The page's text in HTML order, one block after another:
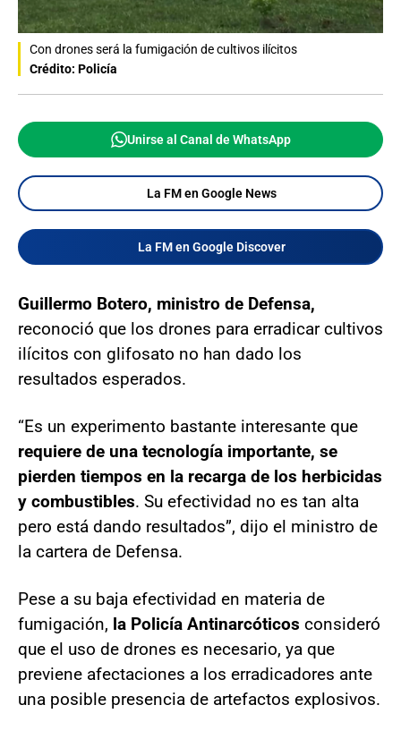
Con drones será la fumigación de cultivos ilícitos
Crédito: Policía
Unirse al Canal de WhatsApp
La FM en Google News
La FM en Google Discover
Guillermo Botero, ministro de Defensa,
reconoció que los drones para erradicar cultivos
ilícitos con glifosato no han dado los
resultados esperados.
“Es un experimento bastante interesante que
requiere de una tecnología importante, se
pierden tiempos en la recarga de los herbicidas
y combustibles. Su efectividad no es tan alta
pero está dando resultados”, dijo el ministro de
la cartera de Defensa.
Pese a su baja efectividad en materia de
fumigación, la Policía Antinarcóticos consideró
que el uso de drones es necesario, ya que
previene afectaciones a los erradicadores ante
una posible presencia de artefactos explosivos.